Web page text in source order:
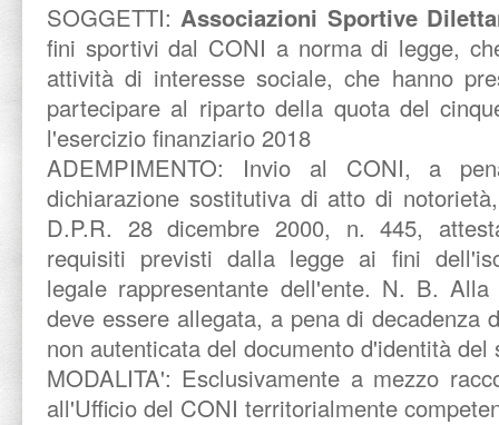
SOGGETTI:Associazioni Sportive
fini sportivi dal CONI a norma di legge,
attività di interesse sociale, che hanno
partecipare al riparto della quota del
l'esercizio finanziario 2018
ADEMPIMENTO: Invio al CONI, a
dichiarazione sostitutiva di atto di
D.P.R. 28 dicembre 2000, n. 445,
requisiti previsti dalla legge ai fini
legale rappresentante dell'ente. N. B. Alla
deve essere allegata, a pena di decadenza
non autenticata del documento d'identità del
MODALITA': Esclusivamente a mezzo
all'Ufficio del CONI territorialmente